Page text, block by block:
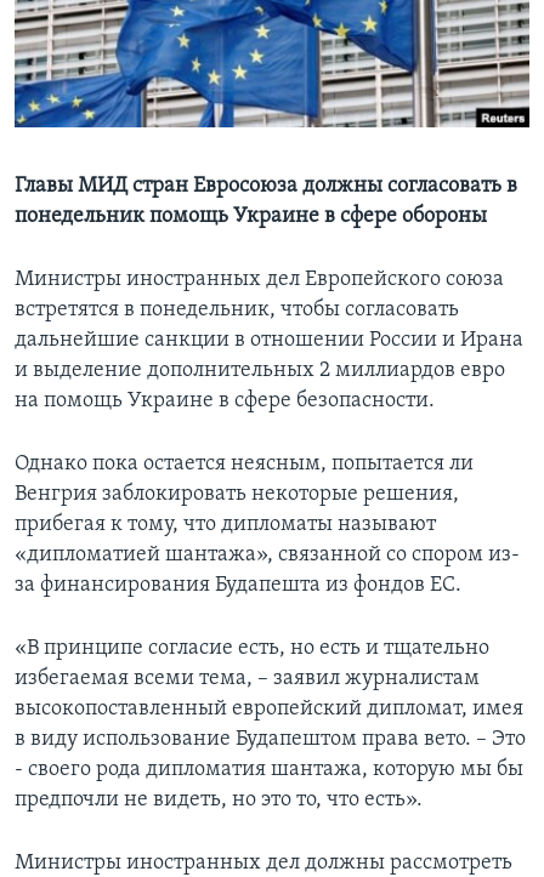
Learning English
СОЦИАЛЬНЫЕ СЕТИ
Языки
Главы МИД стран Евросоюза должны согласовать в
понедельник помощь Украине в сфере обороны
Министры иностранных дел Европейского союза
встретятся в понедельник, чтобы согласовать
дальнейшие санкции в отношении России и Ирана
и выделение дополнительных 2 миллиардов евро
на помощь Украине в сфере безопасности.
Однако пока остается неясным, попытается ли
Венгрия заблокировать некоторые решения,
прибегая к тому, что дипломаты называют
«дипломатией шантажа», связанной со спором из-
за финансирования Будапешта из фондов ЕС.
«В принципе согласие есть, но есть и тщательно
избегаемая всеми тема, – заявил журналистам
высокопоставленный европейский дипломат, имея
в виду использование Будапештом права вето. – Это
- своего рода дипломатия шантажа, которую мы бы
предпочли не видеть, но это то, что есть».
Министры иностранных дел должны рассмотреть